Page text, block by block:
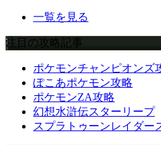
一覧を見る
注目の攻略記事
ポケモンチャンピオンズ
ぽこあポケモン攻略
ポケモンZA攻略
幻想水滸伝スターリープ
スプラトゥーンレイダー